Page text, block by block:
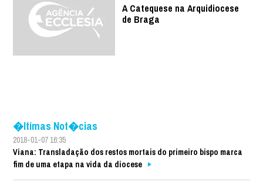
A Catequese na Arquidiocese
de Braga
�ltimas Not�cias
2018-01-07 16:35
Viana: Transladação dos restos mortais do primeiro bispo marca
fim de uma etapa na vida da diocese